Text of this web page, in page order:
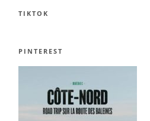
TIKTOK
PINTEREST